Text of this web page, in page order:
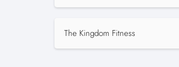
The Kingdom Fitness